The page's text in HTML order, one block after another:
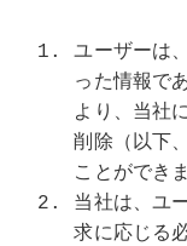
ユーザーは
った情報で
より、当社
削除（以下
ことができ
当社は、ユ
求に応じる